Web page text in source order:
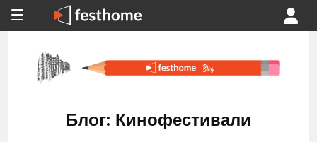
Блог: Кинофестивали